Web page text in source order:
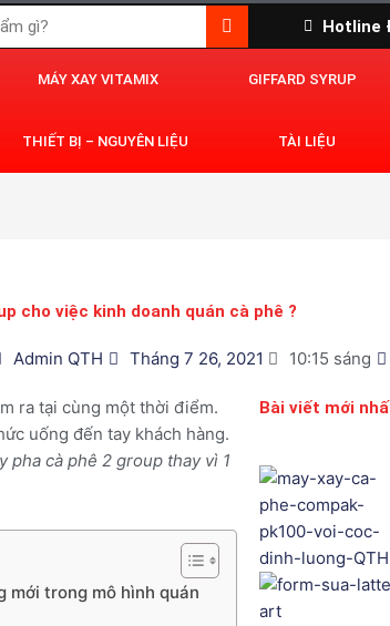
Hotline
MÁY XAY VITAMIX GIFFARD SYRUP
THIẾT BỊ – NGUYÊN LIỆU TÀI LIỆU
cho việc kinh doanh quán cà phê ?
Admin QTH Tháng 7 26, 2021 10:15 sáng
ra tại cùng một thời điểm.
uống đến tay khách hàng.
pha cà phê 2 group thay vì 1
mới trong mô hình quán
Bài viết mới